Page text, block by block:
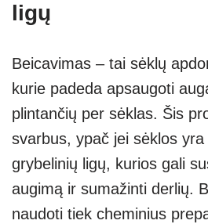
ligų
Beicavimas – tai sėklų
kurie padeda apsaugoti
plintančių per sėklas. Šis
svarbus, ypač jei sėklos
grybelinių ligų, kurios gali
augimą ir sumažinti derlių.
naudoti tiek cheminius